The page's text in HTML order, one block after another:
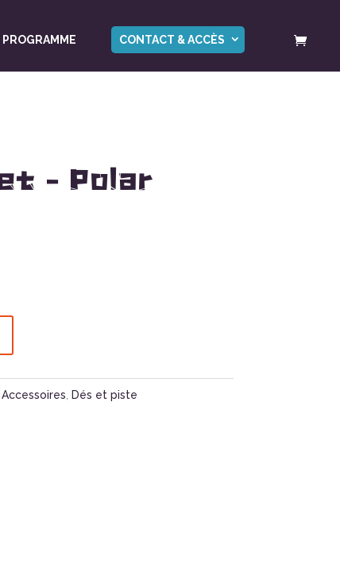
PROGRAMME CONTACT & ACCÈS
– Polar
Accessoires, Dés et piste